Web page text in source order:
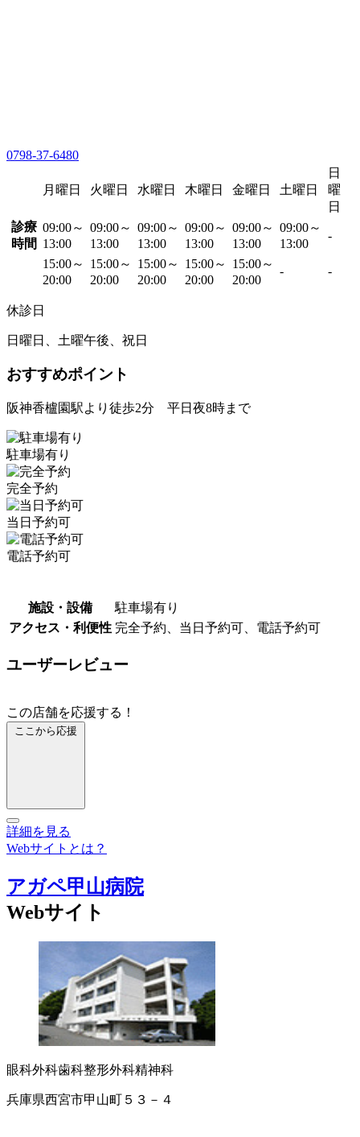
0798-37-6480
月曜日 火曜日 水曜日 木曜日 金曜日 土曜日
日
曜
日
診療
時間
09:00～
13:00
09:00～
13:00
09:00～
13:00
09:00～
13:00
09:00～
13:00
09:00～
13:00
-
15:00～
20:00
15:00～
20:00
15:00～
20:00
15:00～
20:00
15:00～
20:00
- -
休診日
日曜日、土曜午後、祝日
おすすめポイント
阪神香櫨園駅より徒歩2分 平日夜8時まで
駐車場有り
完全予約
当日予約可
電話予約可
施設・設備
駐車場有り
アクセス・利便性 完全予約、当日予約可、電話予約可
ユーザーレビュー
この店舗を応援する！
ここから応援
詳細を見る
Webサイトとは？
アガペ甲山病院
Webサイト
眼科外科歯科整形外科精神科
兵庫県西宮市甲山町５３－４